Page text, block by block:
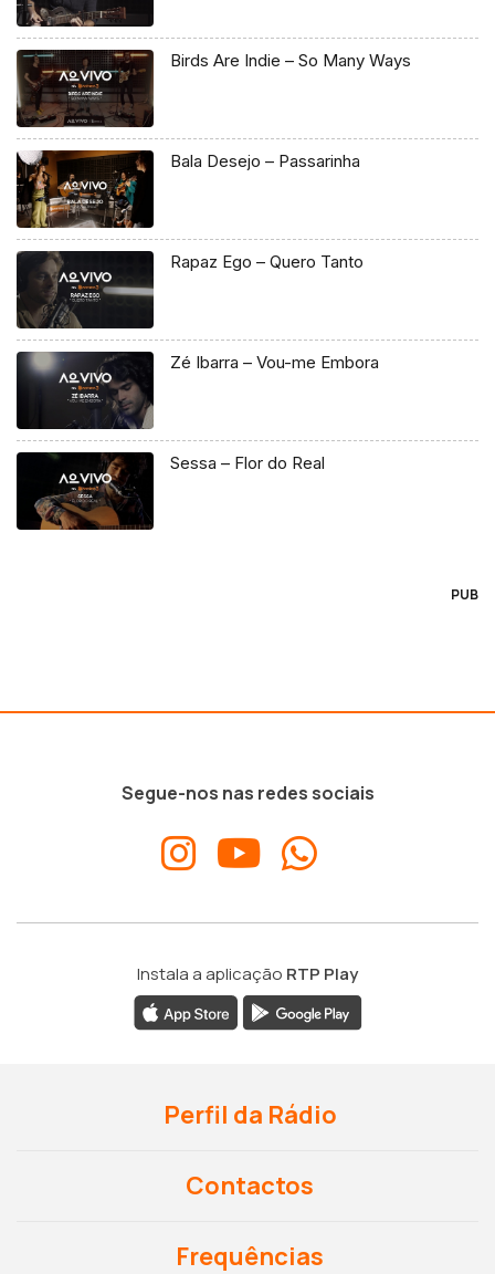
Birds Are Indie – So Many Ways
Bala Desejo – Passarinha
Rapaz Ego – Quero Tanto
Zé Ibarra – Vou-me Embora
Sessa – Flor do Real
PUB
Segue-nos nas redes sociais
Instala a aplicação RTP Play
Perfil da Rádio
Contactos
Frequências